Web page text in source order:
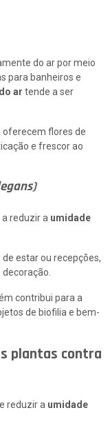
do ar por meio
para banheiros e
ar tende a ser
oferecem flores de
e frescor ao
reduzir a umidade
estar ou recepções,
contribui para a
de biofilia e bem-
plantas contra
reduzir a umidade